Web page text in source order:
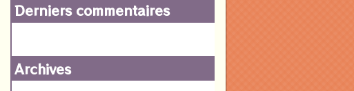
Derniers commentaires
Archives